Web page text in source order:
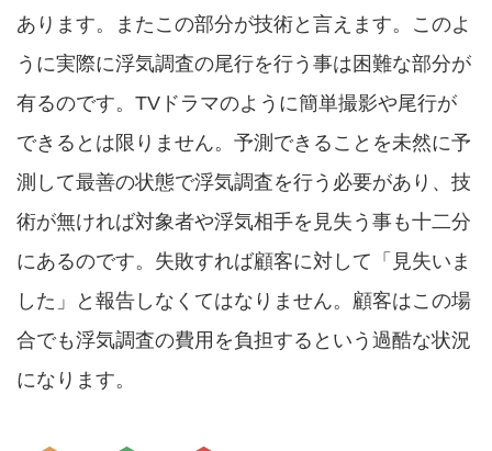
あります。またこの部分が技術と言えます。このよ
うに実際に浮気調査の尾行を行う事は困難な部分が
有るのです。TVドラマのように簡単撮影や尾行が
できるとは限りません。予測できることを未然に予
測して最善の状態で浮気調査を行う必要があり、技
術が無ければ対象者や浮気相手を見失う事も十二分
にあるのです。失敗すれば顧客に対して「見失いま
した」と報告しなくてはなりません。顧客はこの場
合でも浮気調査の費用を負担するという過酷な状況
になります。